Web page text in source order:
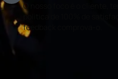
O nosso foco é o cliente,
politica de 100% de
feedback comprova-o.